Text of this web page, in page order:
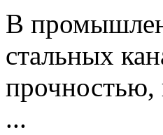
В
стальных
прочностью,
...